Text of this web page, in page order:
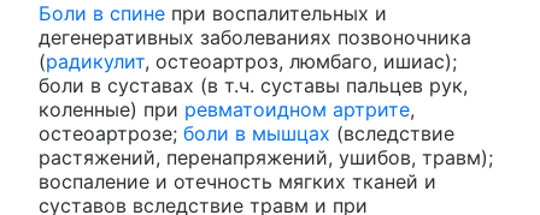
Боли в спине при воспалительных и
дегенеративных заболеваниях позвоночника
(радикулит, остеоартроз, люмбаго, ишиас);
боли в суставах (в т.ч. суставы пальцев рук,
коленные) при ревматоидном артрите,
остеоартрозе; боли в мышцах (вследствие
растяжений, перенапряжений, ушибов, травм);
воспаление и отечность мягких тканей и
суставов вследствие травм и при